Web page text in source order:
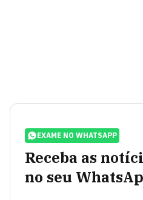
EXAME NO WHATSAPP
Receba as
no seu